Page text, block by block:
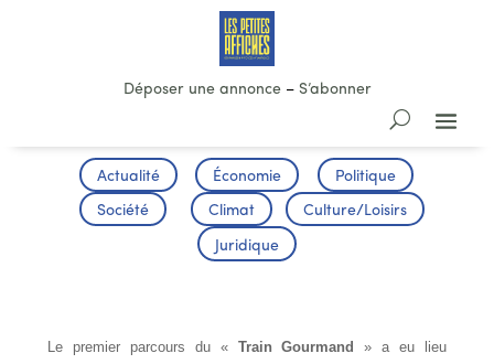
Déposer une annonce– S’abonner
Actualité Économie Politique
Société Climat Culture/Loisirs
Juridique
Le premier parcours du « Train Gourmand » a eu lieu